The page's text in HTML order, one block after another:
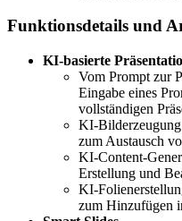
Funktionsdetails und
KI-basierte
Vom Prompt zur
Eingabe eines
vollständigen
KI-
zum Austausch
KI-Content-
Erstellung und
KI-
zum Hinzufügen